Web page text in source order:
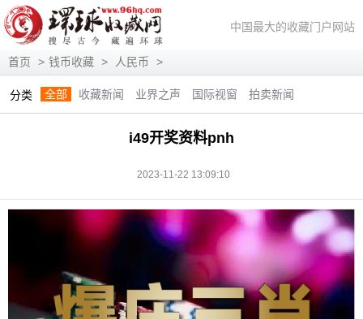
中国最大的收藏门户网站
首页 > 钱币收藏 > 人民币 >
分类 全部 收藏新闻 业界之声 国际视窗
拍卖新闻
展会信息
艺术投资 人物访谈 评论观察
视频访谈
艺术评论 快讯 滚动 动态
i49开奖资料pnh
2023-11-22 13:09:10